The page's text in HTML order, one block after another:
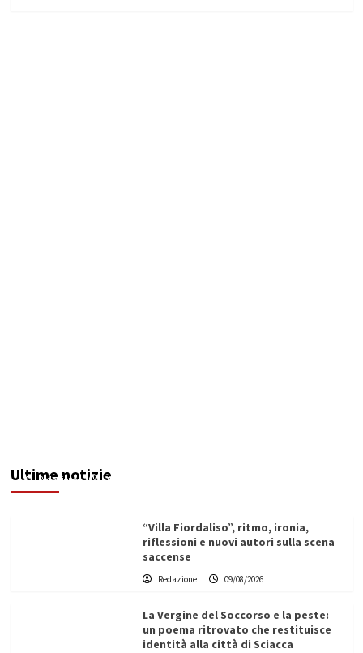
Ultime notizie
Redazione 09/08/2026
“Villa Fiordaliso”, ritmo, ironia,
riflessioni e nuovi autori sulla scena
saccense
Redazione 09/08/2026
La Vergine del Soccorso e la peste:
un poema ritrovato che restituisce
identità alla città di Sciacca